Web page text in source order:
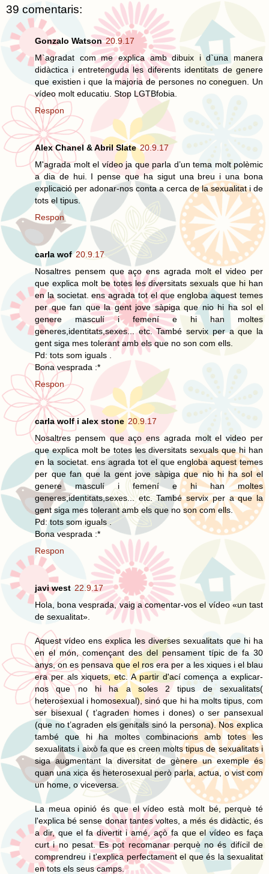
39 comentaris:
Gonzalo Watson 20.9.17
M`agradat com me explica amb dibuix i d`una manera
didàctica i entretenguda les diferents identitats de genere
que existien i que la majoria de persones no coneguen. Un
vídeo molt educatiu. Stop LGTBfobia.
Respon
Alex Chanel & Abril Slate 20.9.17
M'agrada molt el vídeo ja que parla d’un tema molt polèmic
a dia de hui. I pense que ha sigut una breu i una bona
explicació per adonar-nos conta a cerca de la sexualitat i de
tots el tipus.
Respon
carla wof 20.9.17
Nosaltres pensem que aço ens agrada molt el video per
que explica molt be totes les diversitats sexuals que hi han
en la societat. ens agrada tot el que engloba aquest temes
per que fan que la gent jove sàpiga que nio hi ha sol el
genere masculí i femení e hi han moltes
generes,identitats,sexes... etc. També servix per a que la
gent siga mes tolerant amb els que no son com ells.
Pd: tots som iguals .
Bona vesprada :*
Respon
carla wolf i alex stone 20.9.17
Nosaltres pensem que aço ens agrada molt el video per
que explica molt be totes les diversitats sexuals que hi han
en la societat. ens agrada tot el que engloba aquest temes
per que fan que la gent jove sàpiga que nio hi ha sol el
genere masculí i femení e hi han moltes
generes,identitats,sexes... etc. També servix per a que la
gent siga mes tolerant amb els que no son com ells.
Pd: tots som iguals .
Bona vesprada :*
Respon
javi west 22.9.17
Hola, bona vesprada, vaig a comentar-vos el vídeo «un tast
de sexualitat».
Aquest vídeo ens explica les diverses sexualitats que hi ha
en el món, començant des del pensament típic de fa 30
anys, on es pensava que el ros era per a les xiques i el blau
era per als xiquets, etc. A partir d'ací comença a explicar-
nos que no hi ha a soles 2 tipus de sexualitats(
heterosexual i homosexual), sinó que hi ha molts tipus, com
ser bisexual ( t’agraden homes i dones) o ser pansexual
(que no t’agraden els genitals sinó la persona). Nos explica
també que hi ha moltes combinacions amb totes les
sexualitats i això fa que es creen molts tipus de sexualitats i
siga augmentant la diversitat de gènere un exemple és
quan una xica és heterosexual però parla, actua, o vist com
un home, o viceversa.
La meua opinió és que el vídeo està molt bé, perquè té
l'explica bé sense donar tantes voltes, a més és didàctic, és
a dir, que el fa divertit i amé, açò fa que el vídeo es faça
curt i no pesat. Es pot recomanar perquè no és difícil de
comprendreu i t'explica perfectament el que és la sexualitat
en tots els seus camps.